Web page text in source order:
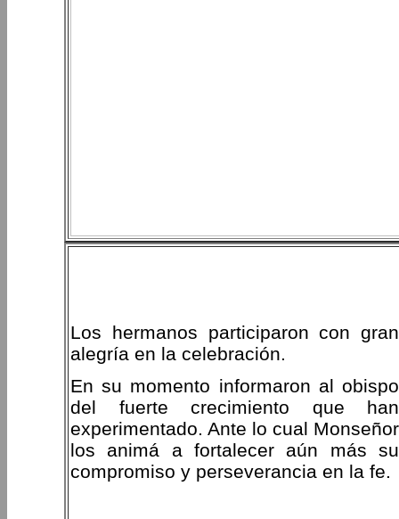
Los hermanos participaron con gran
alegría en la celebración.
En su momento informaron al obispo
del fuerte crecimiento que han
experimentado. Ante lo cual Monseñor
los animá a fortalecer aún más su
compromiso y perseverancia en la fe.